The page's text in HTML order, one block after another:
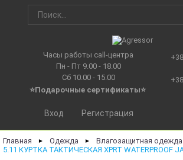
Часы работы call-центра
Пн - Пт 9.00 - 18.00
Сб 10.00 - 15.00
⭐Подарочные сертификаты⭐
Вход Регистрация
Главная ► Одежда ► Влагозащитная одежда
5.11 КУРТКА ТАКТИЧЕСКАЯ XPRT WATERPROOF